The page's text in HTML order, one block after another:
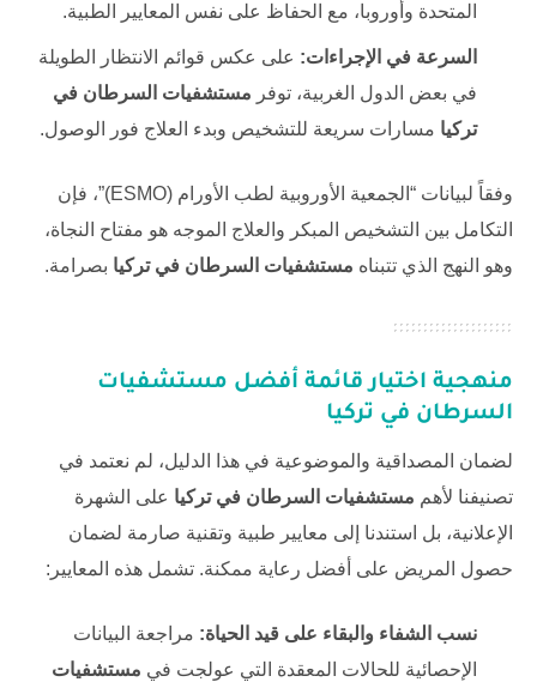
المتحدة وأوروبا، مع الحفاظ على نفس المعايير الطبية.
السرعة في الإجراءات: على عكس قوائم الانتظار الطويلة
في بعض الدول الغربية، توفر مستشفيات السرطان في
تركيا مسارات سريعة للتشخيص وبدء العلاج فور الوصول.
وفقاً لبيانات “الجمعية الأوروبية لطب الأورام (ESMO)”، فإن
التكامل بين التشخيص المبكر والعلاج الموجه هو مفتاح النجاة،
وهو النهج الذي تتبناه مستشفيات السرطان في تركيا بصرامة.
منهجية اختيار قائمة أفضل مستشفيات
السرطان في تركيا
لضمان المصداقية والموضوعية في هذا الدليل، لم نعتمد في
تصنيفنا لأهم مستشفيات السرطان في تركيا على الشهرة
الإعلانية، بل استندنا إلى معايير طبية وتقنية صارمة لضمان
حصول المريض على أفضل رعاية ممكنة. تشمل هذه المعايير:
نسب الشفاء والبقاء على قيد الحياة: مراجعة البيانات
الإحصائية للحالات المعقدة التي عولجت في مستشفيات